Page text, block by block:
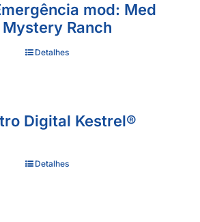
mod: Med
Ranch
Detalhes
Digital Kestrel®
Detalhes